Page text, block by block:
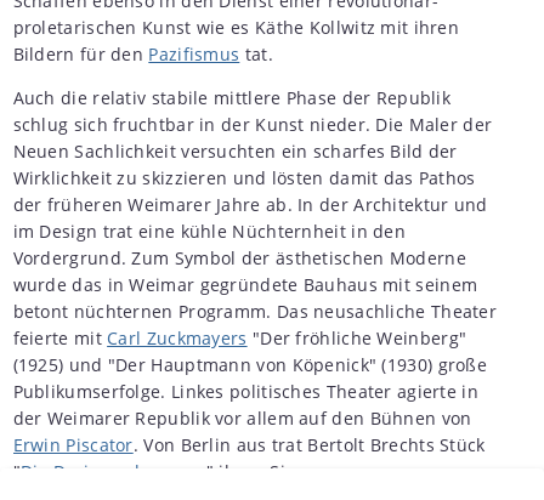
proletarischen Kunst wie es Käthe Kollwitz mit ihren
Bildern für den Pazifismus tat.
Auch die relativ stabile mittlere Phase der Republik
schlug sich fruchtbar in der Kunst nieder. Die Maler der
Neuen Sachlichkeit versuchten ein scharfes Bild der
Wirklichkeit zu skizzieren und lösten damit das Pathos
der früheren Weimarer Jahre ab. In der Architektur und
im Design trat eine kühle Nüchternheit in den
Vordergrund. Zum Symbol der ästhetischen Moderne
wurde das in Weimar gegründete Bauhaus mit seinem
betont nüchternen Programm. Das neusachliche Theater
feierte mit Carl Zuckmayers "Der fröhliche Weinberg"
(1925) und "Der Hauptmann von Köpenick" (1930) große
Publikumserfolge. Linkes politisches Theater agierte in
der Weimarer Republik vor allem auf den Bühnen von
Erwin Piscator. Von Berlin aus trat Bertolt Brechts Stück
"Die Dreigroschenoper " ihren Siegeszug an -